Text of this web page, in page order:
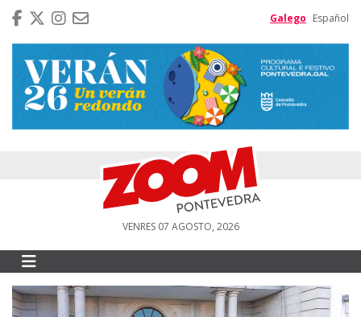
Galego Español
VENRES 07 AGOSTO, 2026